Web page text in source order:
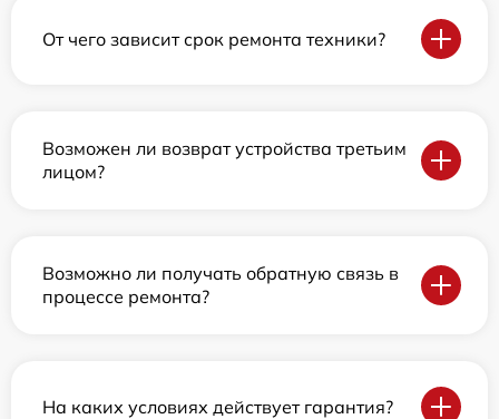
От чего зависит срок ремонта техники?
Возможен ли возврат устройства третьим
лицом?
Возможно ли получать обратную связь в
процессе ремонта?
На каких условиях действует гарантия?